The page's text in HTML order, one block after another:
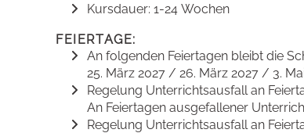
Kursdauer: 1-24 Wochen
FEIERTAGE:
An folgenden Feiertagen bleibt die
25. März 2027 / 26. März 2027 / 3.
Regelung Unterrichtsausfall an
An Feiertagen ausgefallener
Regelung Unterrichtsausfall an